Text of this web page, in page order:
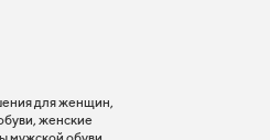
для женщин,
женские
мужской обуви,